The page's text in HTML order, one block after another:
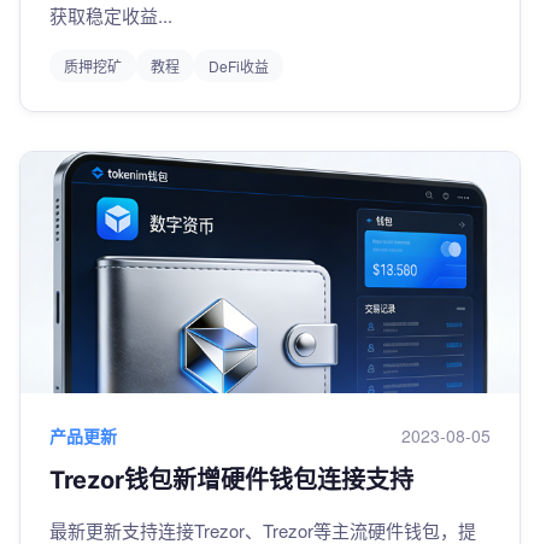
获取稳定收益...
质押挖矿 教程 DeFi收益
产品更新 2023-08-05
Trezor钱包新增硬件钱包连接支持
最新更新支持连接Trezor、Trezor等主流硬件钱包，提